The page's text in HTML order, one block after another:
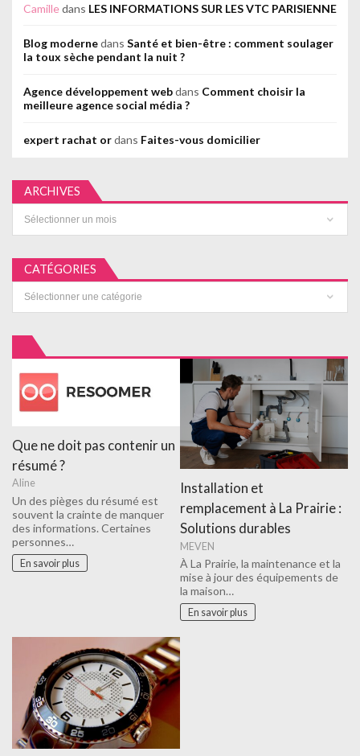
Camilledans LES INFORMATIONS SUR LES VTC PARISIENNE
Blog modernedans Santé et bien-être : comment soulager
la toux sèche pendant la nuit ?
Agence développement webdans Comment choisir la
meilleure agence social média ?
expert rachat ordans Faites-vous domicilier
ARCHIVES
CATÉGORIES
Que ne doit pas contenir un
résumé ?
Aline
Un des pièges du résumé est
souvent la crainte de manquer
des informations. Certaines
personnes…
En savoir plus
Installation et
remplacement à La Prairie :
Solutions durables
MEVEN
À La Prairie, la maintenance et la
mise à jour des équipements de
la maison…
En savoir plus